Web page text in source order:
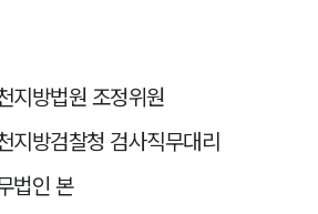
지방법원 조정위원
지방검찰청 검사직무대리
법인 본